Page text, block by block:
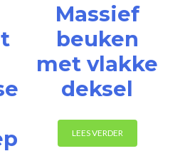
Massief
beuken
met vlakke
deksel
LEES VERDER